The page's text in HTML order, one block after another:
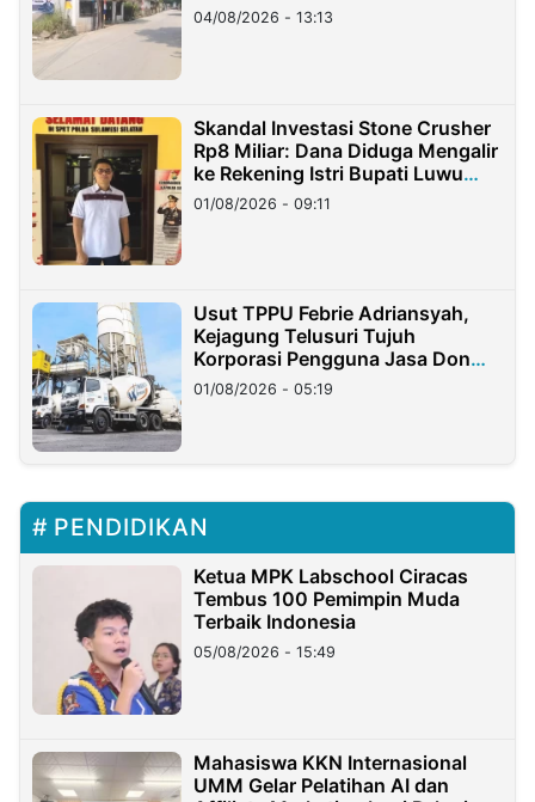
04/08/2026 - 13:13
Skandal Investasi Stone Crusher
Rp8 Miliar: Dana Diduga Mengalir
ke Rekening Istri Bupati Luwu
Timur
01/08/2026 - 09:11
Usut TPPU Febrie Adriansyah,
Kejagung Telusuri Tujuh
Korporasi Pengguna Jasa Don
Ritto
01/08/2026 - 05:19
PENDIDIKAN
Ketua MPK Labschool Ciracas
Tembus 100 Pemimpin Muda
Terbaik Indonesia
05/08/2026 - 15:49
Mahasiswa KKN Internasional
UMM Gelar Pelatihan AI dan